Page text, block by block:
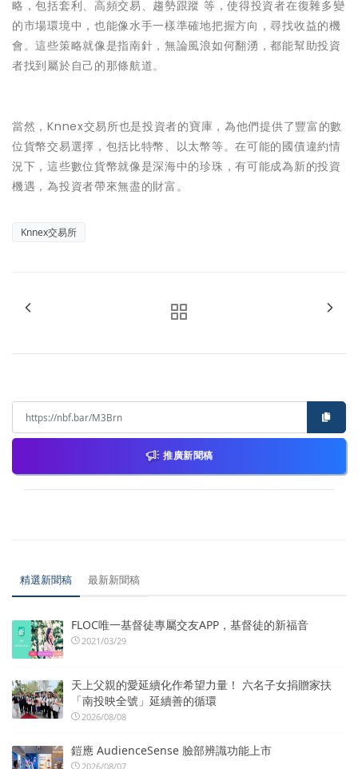
略，包括套利、高頻交易、趨勢跟蹤 等，使得投資者在復雜多變
的市場環境中，也能像水手一樣準確地把握方向，尋找收益的機
會。這些策略就像是指南針，無論風浪如何翻湧，都能幫助投資
者找到屬於自己的那條航道。
當然，Knnex交易所也是投資者的寶庫，為他們提供了豐富的數
位貨幣交易選擇，包括比特幣、以太幣等。在可能的國債違約情
況下，這些數位貨幣就像是深海中的珍珠，有可能成為新的投資
機遇，為投資者帶來無盡的財富。
Knnex交易所
推廣新聞稿
精選新聞稿 最新新聞稿
FLOC唯一基督徒專屬交友APP，基督徒的新福音
2021/03/29
天上父親的愛延續化作希望力量！ 六名子女捐贈家扶
「南投映全號」延續善的循環
2026/08/08
鎧應 AudienceSense 臉部辨識功能上市
2026/08/07